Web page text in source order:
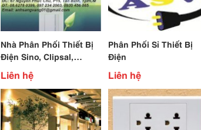
Nhà Phân Phối Thiết Bị
Điện Sino, Clipsal,
Panasonic...
Liên hệ
Phân Phối Sỉ Thiết Bị
Điện
Liên hệ